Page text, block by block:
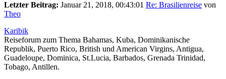
Letzter Beitrag: Januar 21, 2018, 00:43:01 Re: Brasilienreise von
Theo
Karibik
Reiseforum zum Thema Bahamas, Kuba, Dominikanische
Republik, Puerto Rico, British und American Virgins, Antigua,
Guadeloupe, Dominica, St.Lucia, Barbados, Grenada Trinidad,
Tobago, Antillen.